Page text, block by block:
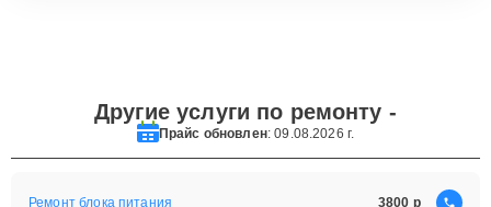
Другие услуги по ремонту -
Прайс обновлен: 09.08.2026 г.
Ремонт блока питания 3800